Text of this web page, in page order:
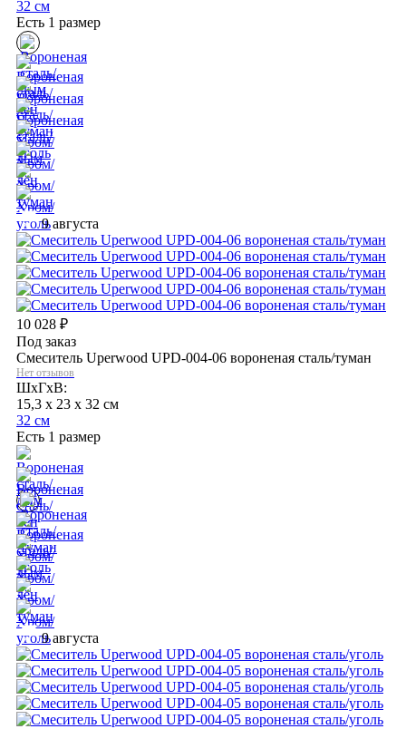
32 см
Есть 1 размер
9 августа
10 028 ₽
Под заказ
Смеситель Uperwood UPD-004-06 вороненая сталь/туман
Нет отзывов
ШхГхВ:
15,3 x 23 x 32 см
32 см
Есть 1 размер
9 августа